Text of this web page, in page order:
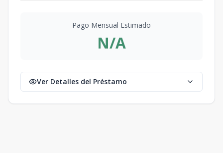
Pago Mensual Estimado
N/A
Ver Detalles del Préstamo